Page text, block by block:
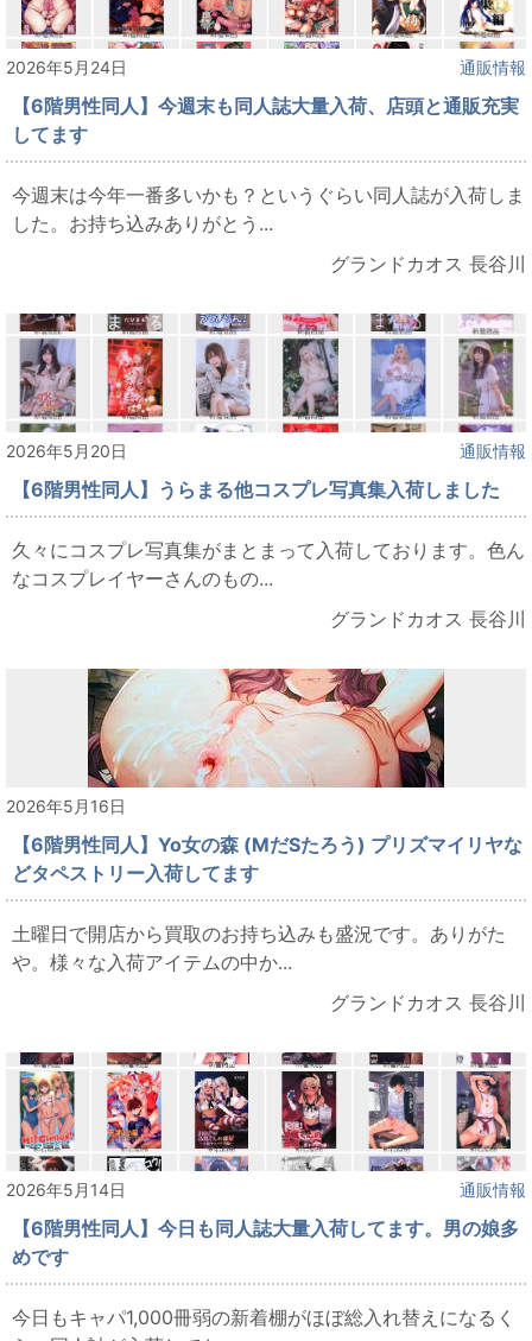
2026年5月24日 通販情報
【6階男性同人】今週末も同人誌大量入荷、店頭と通販充実
してます
今週末は今年一番多いかも？というぐらい同人誌が入荷しま
した。お持ち込みありがとう...
グランドカオス 長谷川
2026年5月20日 通販情報
【6階男性同人】うらまる他コスプレ写真集入荷しました
久々にコスプレ写真集がまとまって入荷しております。色ん
なコスプレイヤーさんのもの...
グランドカオス 長谷川
2026年5月16日
【6階男性同人】Yo女の森 (MだSたろう) プリズマイリヤな
どタペストリー入荷してます
土曜日で開店から買取のお持ち込みも盛況です。ありがた
や。様々な入荷アイテムの中か...
グランドカオス 長谷川
2026年5月14日 通販情報
【6階男性同人】今日も同人誌大量入荷してます。男の娘多
めです
今日もキャパ1,000冊弱の新着棚がほぼ総入れ替えになるく